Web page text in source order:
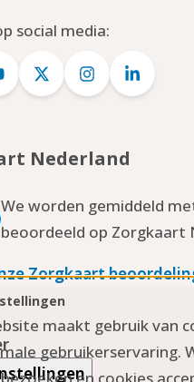
maakt gebruik van
gebruikerservaring.
social media:
Logo
Logo
Logo
Nederland
We worden gemiddeld
beoordeeld op Zorgkaart
Zorgkaart